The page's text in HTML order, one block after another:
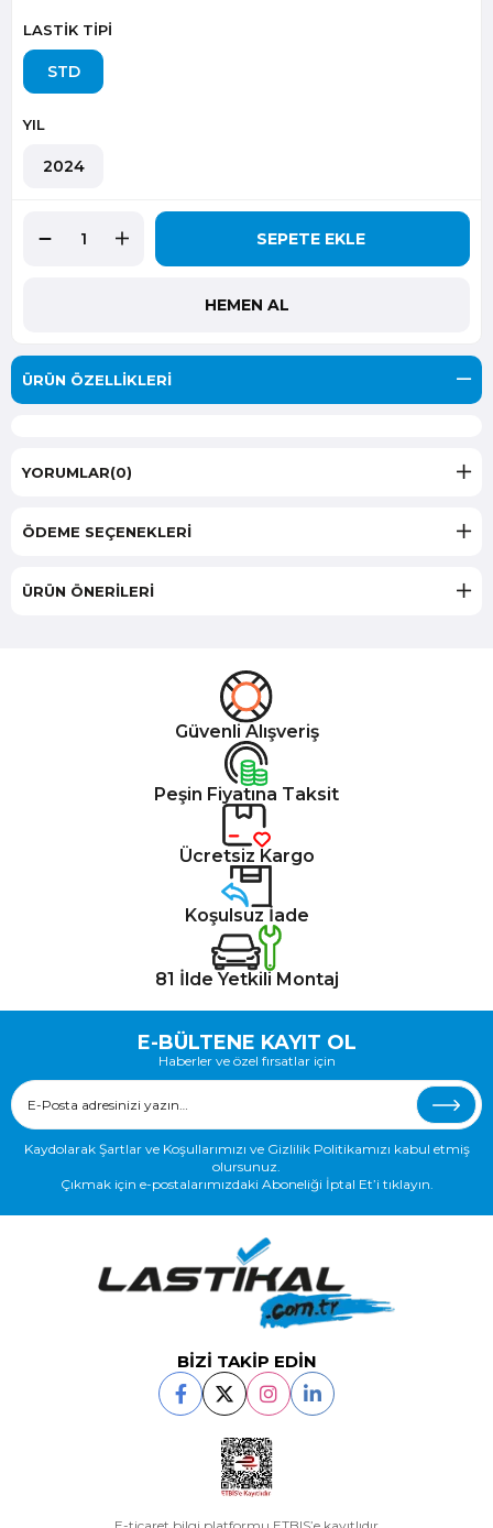
LASTİK TİPİ
STD
YIL
2024
ÜRÜN ÖZELLIKLERI
YORUMLAR(0)
ÖDEME SEÇENEKLERI
ÜRÜN ÖNERILERI
Güvenli Alışveriş
Peşin Fiyatına Taksit
Ücretsiz Kargo
Koşulsuz İade
81 İlde Yetkili Montaj
E-BÜLTENE KAYIT OL
Haberler ve özel fırsatlar için
Kaydolarak Şartlar ve Koşullarımızı ve Gizlilik Politikamızı kabul etmiş
olursunuz.
Çıkmak için e-postalarımızdaki Aboneliği İptal Et’i tıklayın.
BİZİ TAKİP EDİN